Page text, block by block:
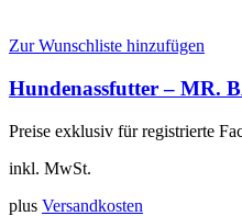
Zur Wunschliste hinzufügen
Hundenassfutter – MR.
Preise exklusiv für registrierte
inkl. MwSt.
plus Versandkosten